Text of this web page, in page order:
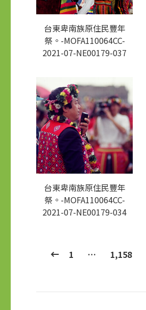
台東卑南族原住民豐年
祭。-MOFA110064CC-
2021-07-NE00179-037
台東卑南族原住民豐年
祭。-MOFA110064CC-
2021-07-NE00179-034
1 … 1,158